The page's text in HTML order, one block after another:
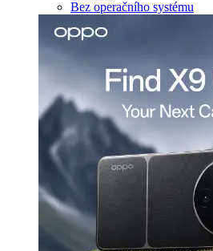
Bez operačního systému